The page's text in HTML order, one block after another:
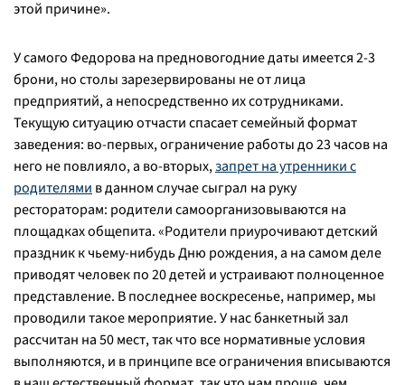
этой причине».
У самого Федорова на предновогодние даты имеется 2-3
брони, но столы зарезервированы не от лица
предприятий, а непосредственно их сотрудниками.
Текущую ситуацию отчасти спасает семейный формат
заведения: во-первых, ограничение работы до 23 часов на
него не повлияло, а во-вторых,запрет на утренники с
родителями в данном случае сыграл на руку
рестораторам: родители самоорганизовываются на
площадках общепита. «Родители приурочивают детский
праздник к чьему-нибудь Дню рождения, а на самом деле
приводят человек по 20 детей и уcтраивают полноценное
представление. В последнее воскресенье, например, мы
проводили такое мероприятие. У нас банкетный зал
рассчитан на 50 мест, так что все нормативные условия
выполняются, и в принципе все ограничения вписываются